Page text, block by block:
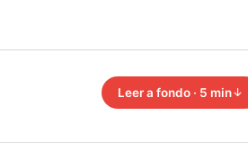
Leer a fondo · 5 min